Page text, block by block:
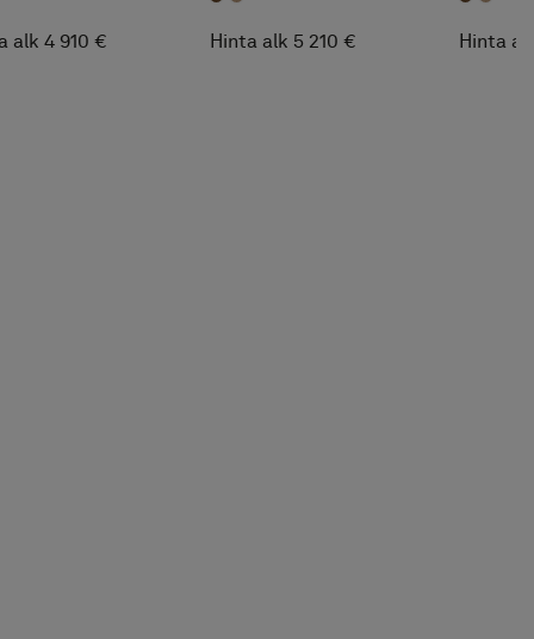
alk 4 910 € Hinta alk 5 210 € Hinta